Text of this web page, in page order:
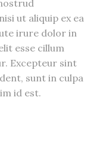
ut aliquip ex ea
irure dolor in
esse cillum
Excepteur sint
sunt in culpa
id est.